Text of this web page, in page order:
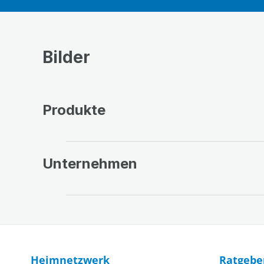
Bilder
Produkte
Unternehmen
Heimnetzwerk